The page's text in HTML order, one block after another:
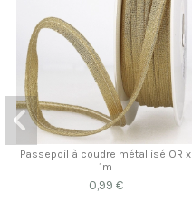
Passepoil à coudre métallisé OR x
1m
0,99 €